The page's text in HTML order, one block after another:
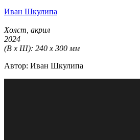
Иван Шкулипа
Холст, акрил
2024
(В х Ш): 240 х 300 мм
Автор: Иван Шкулипа